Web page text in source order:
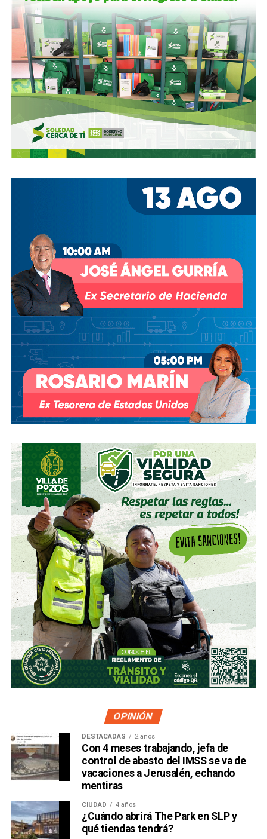
OPINIÓN
DESTACADAS 2 años
Con 4 meses trabajando, jefa de
control de abasto del IMSS se va de
vacaciones a Jerusalén, echando
mentiras
CIUDAD 4 años
¿Cuándo abrirá The Park en SLP y
qué tiendas tendrá?